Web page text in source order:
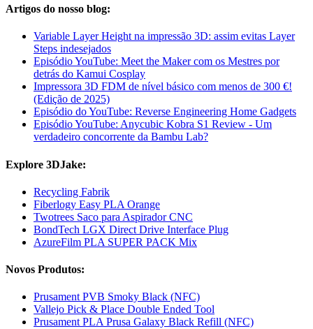
Artigos do nosso blog:
Variable Layer Height na impressão 3D: assim evitas Layer
Steps indesejados
Episódio YouTube: Meet the Maker com os Mestres por
detrás do Kamui Cosplay
Impressora 3D FDM de nível básico com menos de 300 €!
(Edição de 2025)
Episódio do YouTube: Reverse Engineering Home Gadgets
Episódio YouTube: Anycubic Kobra S1 Review - Um
verdadeiro concorrente da Bambu Lab?
Explore 3DJake:
Recycling Fabrik
Fiberlogy Easy PLA Orange
Twotrees Saco para Aspirador CNC
BondTech LGX Direct Drive Interface Plug
AzureFilm PLA SUPER PACK Mix
Novos Produtos:
Prusament PVB Smoky Black (NFC)
Vallejo Pick & Place Double Ended Tool
Prusament PLA Prusa Galaxy Black Refill (NFC)